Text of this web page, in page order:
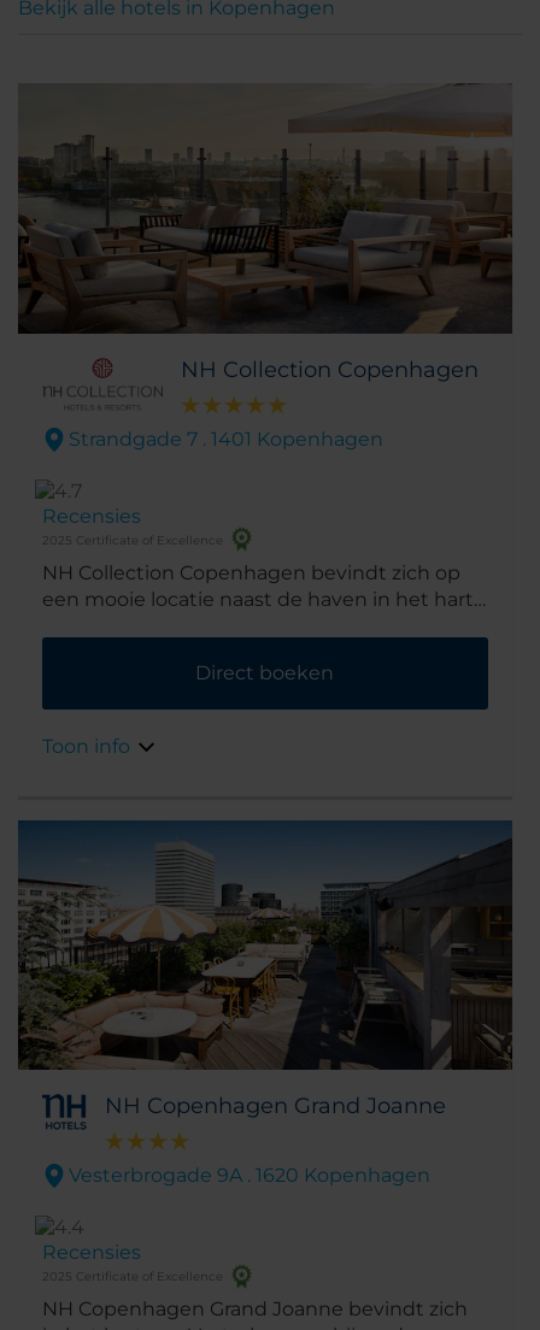
Bekijk alle hotels in Kopenhagen
NH Collection Copenhagen
Strandgade 7 . 1401 Kopenhagen
Recensies
2025 Certificate of Excellence
NH Collection Copenhagen bevindt zich op
een mooie locatie naast de haven in het hart
architect Palle Suenson en werd
oorspronkelijk gebouwd als hoofdkantoor
een monument dat de beste architectuur
rechte lijnen en platte daken
Direct boeken
Toon info
NH Copenhagen Grand Joanne
Vesterbrogade 9A . 1620 Kopenhagen
Recensies
2025 Certificate of Excellence
NH Copenhagen Grand Joanne bevindt zich